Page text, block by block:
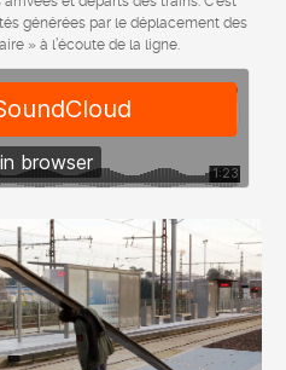
générées par le déplacement des
» à l’écoute de la ligne.